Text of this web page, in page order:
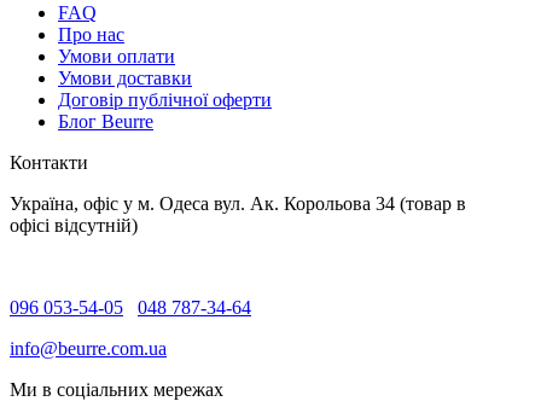
FAQ
Про нас
Умови оплати
Умови доставки
Договір публічної оферти
Блог Beurre
Контакти
Україна, офіс у м. Одеса вул. Ак. Корольова 34 (товар в
офісі відсутній)
096 053-54-05
048 787-34-64
info@beurre.com.ua
Ми в соціальних мережах